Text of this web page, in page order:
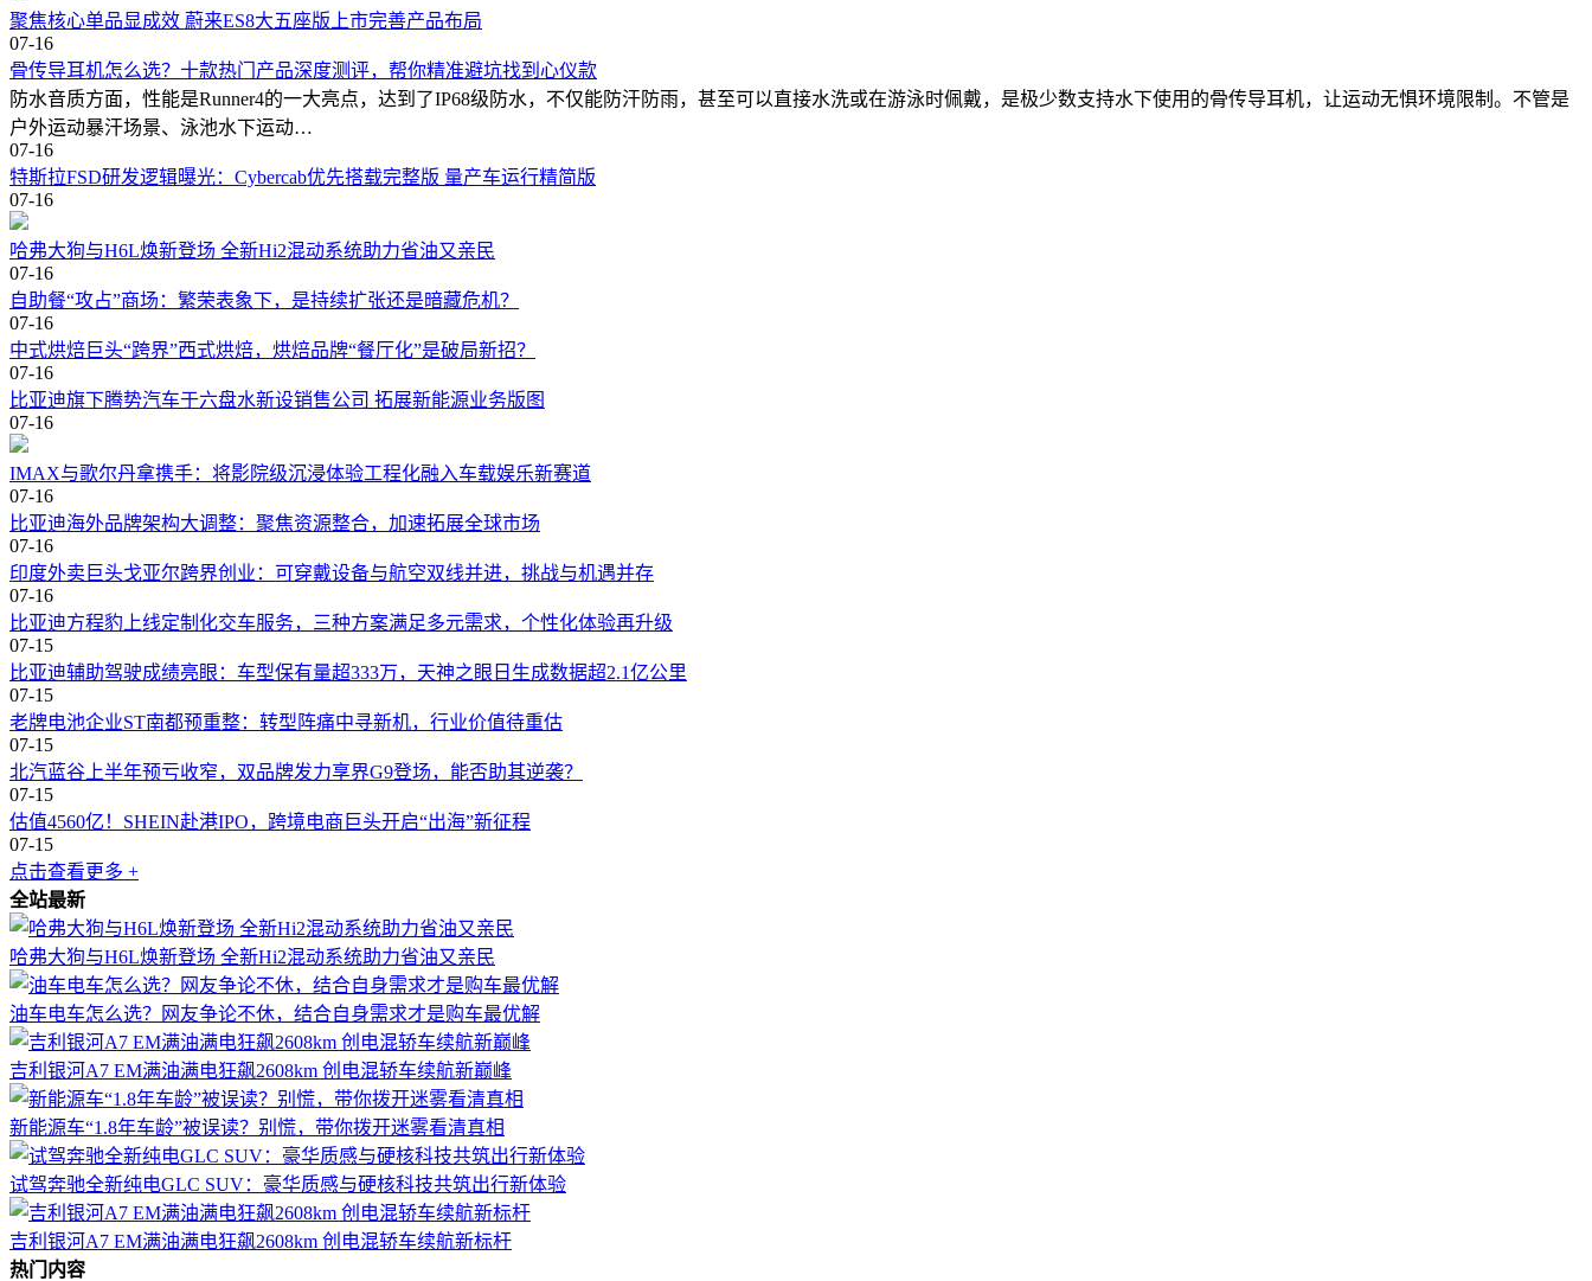
聚焦核心单品显成效 蔚来ES8大五座版上市完善产品布局
07-16
骨传导耳机怎么选？十款热门产品深度测评，帮你精准避坑找到心仪款
防水音质方面，性能是Runner4的一大亮点，达到了IP68级防水，不仅能防汗防雨，甚至可以直接水洗或在游泳时佩戴，是极少数支持水下使用的骨传导耳机，让运动无惧环境限制。不管是
户外运动暴汗场景、泳池水下运动…
07-16
特斯拉FSD研发逻辑曝光：Cybercab优先搭载完整版 量产车运行精简版
07-16
哈弗大狗与H6L焕新登场 全新Hi2混动系统助力省油又亲民
07-16
自助餐“攻占”商场：繁荣表象下，是持续扩张还是暗藏危机？
07-16
中式烘焙巨头“跨界”西式烘焙，烘焙品牌“餐厅化”是破局新招？
07-16
比亚迪旗下腾势汽车于六盘水新设销售公司 拓展新能源业务版图
07-16
IMAX与歌尔丹拿携手：将影院级沉浸体验工程化融入车载娱乐新赛道
07-16
比亚迪海外品牌架构大调整：聚焦资源整合，加速拓展全球市场
07-16
印度外卖巨头戈亚尔跨界创业：可穿戴设备与航空双线并进，挑战与机遇并存
07-16
比亚迪方程豹上线定制化交车服务，三种方案满足多元需求，个性化体验再升级
07-15
比亚迪辅助驾驶成绩亮眼：车型保有量超333万，天神之眼日生成数据超2.1亿公里
07-15
老牌电池企业ST南都预重整：转型阵痛中寻新机，行业价值待重估
07-15
北汽蓝谷上半年预亏收窄，双品牌发力享界G9登场，能否助其逆袭？
07-15
估值4560亿！SHEIN赴港IPO，跨境电商巨头开启“出海”新征程
07-15
点击查看更多 +
全站最新
哈弗大狗与H6L焕新登场 全新Hi2混动系统助力省油又亲民
油车电车怎么选？网友争论不休，结合自身需求才是购车最优解
吉利银河A7 EM满油满电狂飙2608km 创电混轿车续航新巅峰
新能源车“1.8年车龄”被误读？别慌，带你拨开迷雾看清真相
试驾奔驰全新纯电GLC SUV：豪华质感与硬核科技共筑出行新体验
吉利银河A7 EM满油满电狂飙2608km 创电混轿车续航新标杆
热门内容